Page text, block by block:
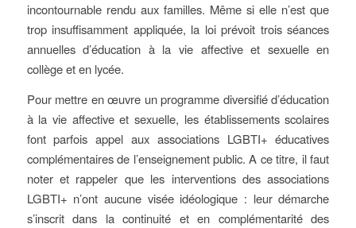
incontournable rendu aux familles. Même si elle n’est que
trop insuffisamment appliquée, la loi prévoit trois séances
annuelles d’éducation à la vie affective et sexuelle en
collège et en lycée.
Pour mettre en œuvre un programme diversifié d’éducation
à la vie affective et sexuelle, les établissements scolaires
font parfois appel aux associations LGBTI+ éducatives
complémentaires de l’enseignement public. A ce titre, il faut
noter et rappeler que les interventions des associations
LGBTI+ n’ont aucune visée idéologique : leur démarche
s’inscrit dans la continuité et en complémentarité des